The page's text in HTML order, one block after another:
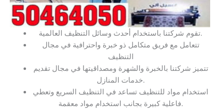
تقوم شركتنا باستخدام أحدث وسائل التنظيف العالمية.
تتعامل مع فريق متكامل ذو خبرة واحترافية في مجال
التنظيف
تتميز شركتنا بالخبرة والشهرة ومصداقيتها في مجال تقديم
خدمات المنازل.
استخدام مواد للتنظيف تساعد في التنظيف السريع وتعطي
فاعلية كبيرة بجانب استخدام مواد معقمة.